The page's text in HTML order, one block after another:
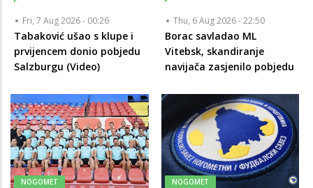
Fri, 7 Aug 2026 - 00:26
Tabaković ušao s klupe i
prvijencem donio pobjedu
Salzburgu (Video)
Thu, 6 Aug 2026 - 22:50
Borac savladao ML
Vitebsk, skandiranje
navijača zasjenilo pobjedu
NOGOMET NOGOMET